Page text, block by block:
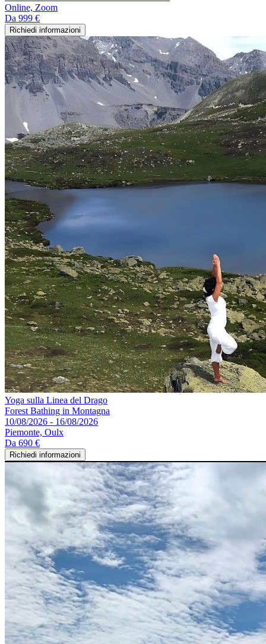
Online, Zoom
Da 999 €
Richiedi informazioni
Yoga sulla Linea del Drago
Forest Bathing in Montagna
10/08/2026 - 16/08/2026
Piemonte, Oulx
Da 690 €
Richiedi informazioni